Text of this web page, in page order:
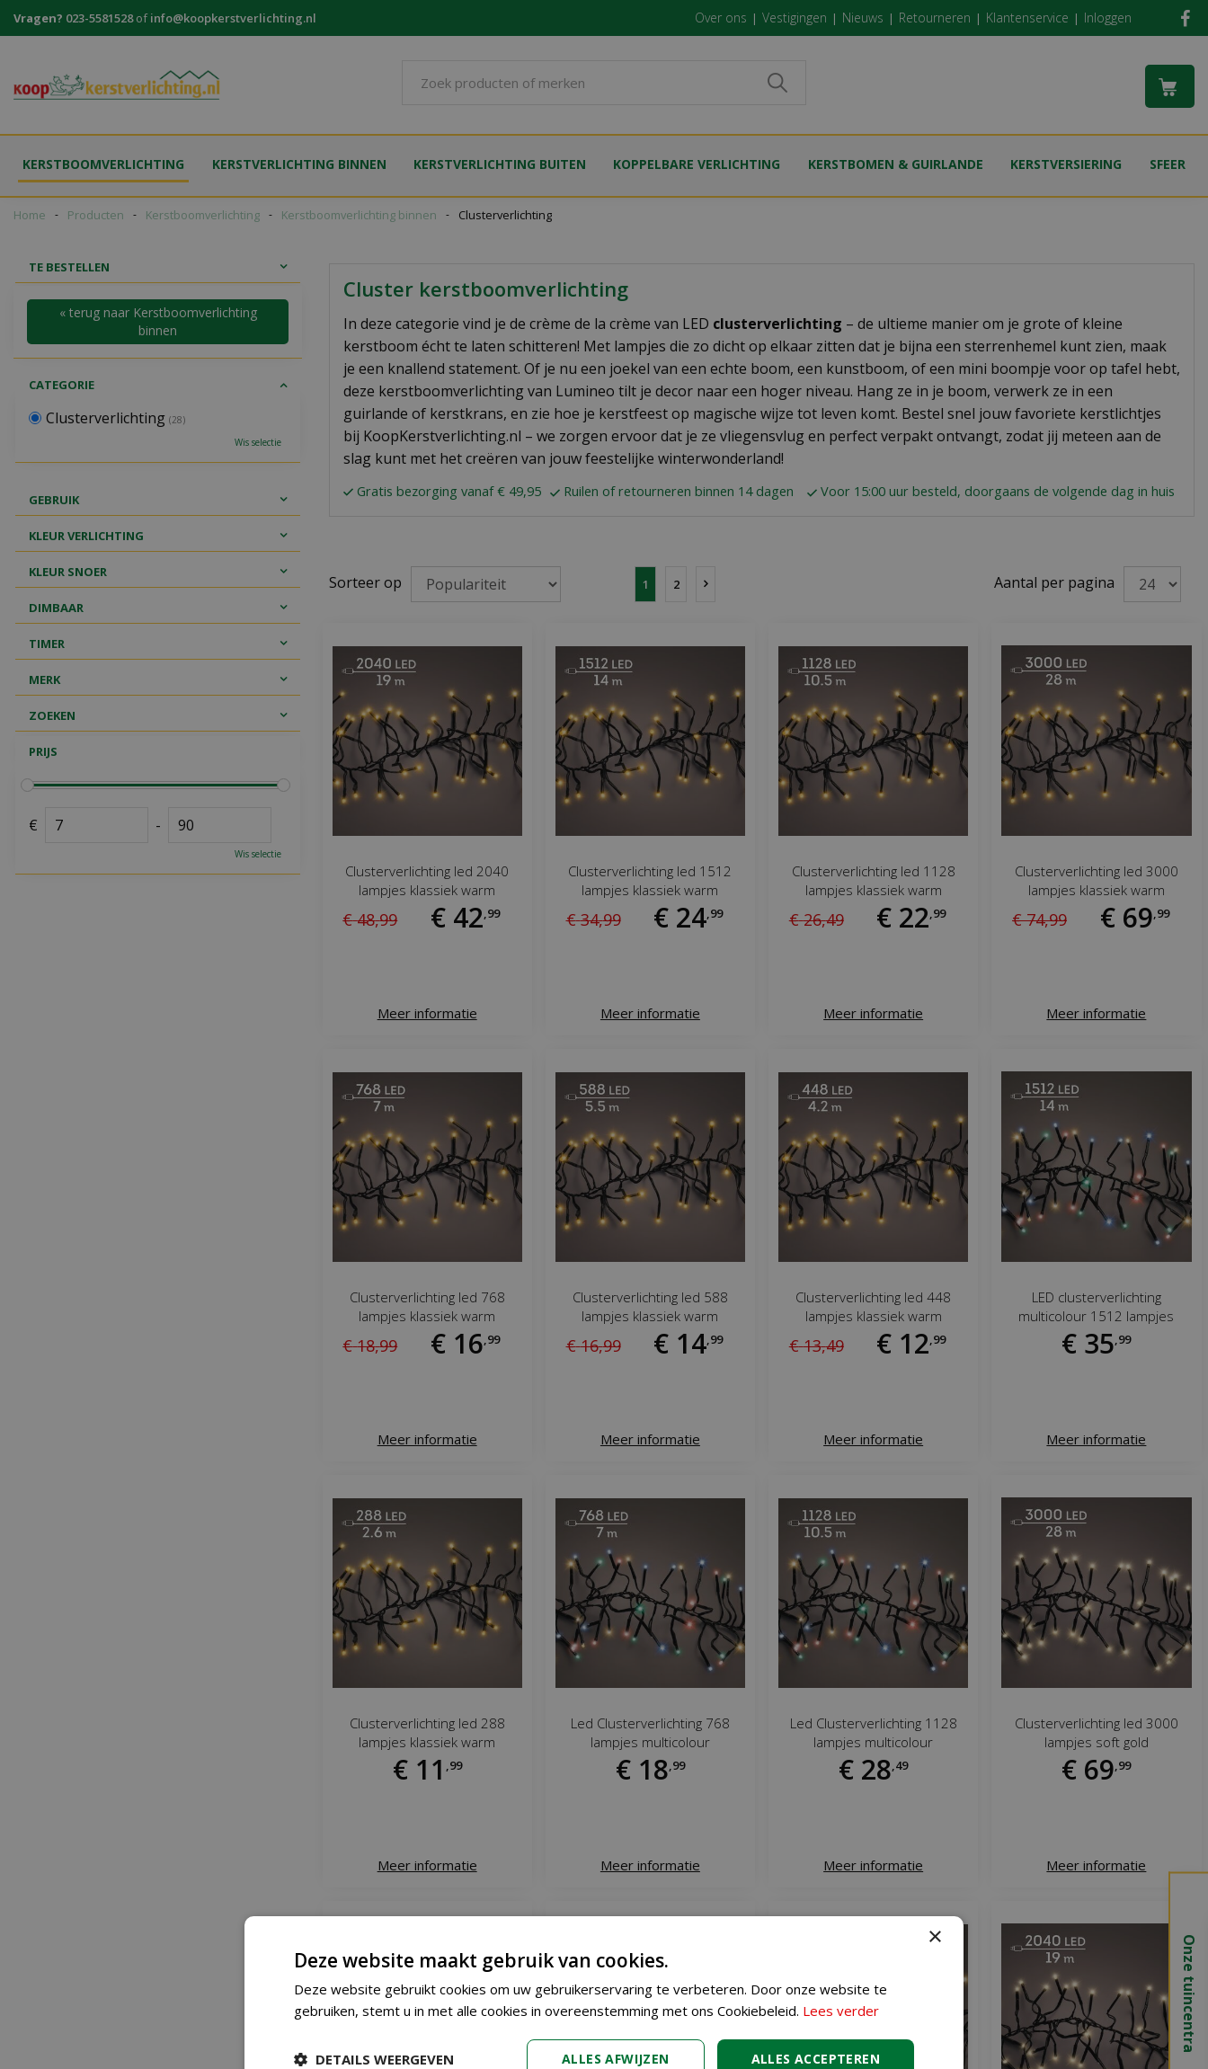
naar
Home Producten Kerstboomverlichting Kerstboomverlichting binnen Clusterverlichting
Vragen? 023-5581528ofinfo@koopkerstverlichting.nl Over ons Vestigingen Nieuws Retourneren Klantenservice Inloggen
KERSTBOOMVERLICHTING KERSTVERLICHTING BINNEN KERSTVERLICHTING BUITEN KOPPELBARE VERLICHTING KERSTBOMEN & GUIRLANDE KERSTVERSIERING SFEER
Cluster kerstboomverlichting
In deze categorie vind je de crème de la crème van LED clusterverlichting – de ultieme manier om je grote of kleine
kerstboom écht te laten schitteren! Met lampjes die zo dicht op elkaar zitten dat je bijna een sterrenhemel kunt zien, maak
je een knallend statement. Of je nu een joekel van een echte boom, een kunstboom, of een mini boompje voor op tafel hebt,
deze kerstboomverlichting van Lumineo tilt je decor naar een hoger niveau. Hang ze in je boom, verwerk ze in een
guirlande of kerstkrans, en zie hoe je kerstfeest op magische wijze tot leven komt. Bestel snel jouw favoriete kerstlichtjes
bij KoopKerstverlichting.nl – we zorgen ervoor dat je ze vliegensvlug en perfect verpakt ontvangt, zodat jij meteen aan de
slag kunt met het creëren van jouw feestelijke winterwonderland!
Gratis bezorging vanaf € 49,95 Ruilen of retourneren binnen 14 dagen Voor 15:00 uur besteld, doorgaans de volgende dag in huis
Aantal per pagina
Sorteer op 1 2
Clusterverlichting led 2040
lampjes klassiek warm
€ 48,99 € 42 99
Meer informatie
Clusterverlichting led 1512
lampjes klassiek warm
€ 34,99 € 24 99
Meer informatie
Clusterverlichting led 1128
lampjes klassiek warm
€ 26,49 € 22 99
Meer informatie
Clusterverlichting led 3000
lampjes klassiek warm
€ 74,99 € 69 99
Meer informatie
Clusterverlichting led 768
lampjes klassiek warm
€ 18,99 € 16 99
Meer informatie
Clusterverlichting led 588
lampjes klassiek warm
€ 16,99 € 14 99
Meer informatie
Clusterverlichting led 448
lampjes klassiek warm
€ 13,49 € 12 99
Meer informatie
LED clusterverlichting
multicolour 1512 lampjes
€ 35 99
Meer informatie
Clusterverlichting led 288
lampjes klassiek warm
€ 11 99
Meer informatie
Led Clusterverlichting 768
lampjes multicolour
€ 18 99
Meer informatie
Led Clusterverlichting 1128
lampjes multicolour
€ 28 49
Meer informatie
Clusterverlichting led 3000
lampjes soft gold
€ 69 99
Meer informatie
TE BESTELLEN
« terug naar Kerstboomverlichting
binnen
CATEGORIE
Clusterverlichting (28)
Wis selectie
GEBRUIK
KLEUR VERLICHTING
KLEUR SNOER
DIMBAAR
TIMER
MERK
ZOEKEN
PRIJS
€ -
Wis selectie
Onze tuincentra
×
Deze website maakt gebruik van cookies.
Deze website gebruikt cookies om uw gebruikerservaring te verbeteren. Door onze website te
gebruiken, stemt u in met alle cookies in overeenstemming met ons Cookiebeleid. Lees verder
ALLES ACCEPTEREN
ALLES AFWIJZEN
DETAILS WEERGEVEN